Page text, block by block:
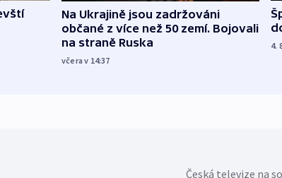
Na Ukrajině jsou zadržováni
občané z více než 50 zemí. Bojovali
na straně Ruska
včera v 14:37
4.
Česká televize na